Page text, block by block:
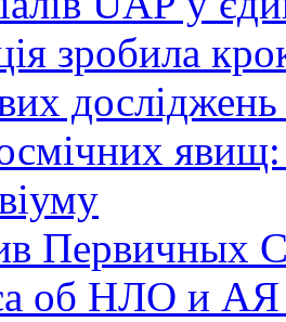
зробила
Первичных
об НЛО и